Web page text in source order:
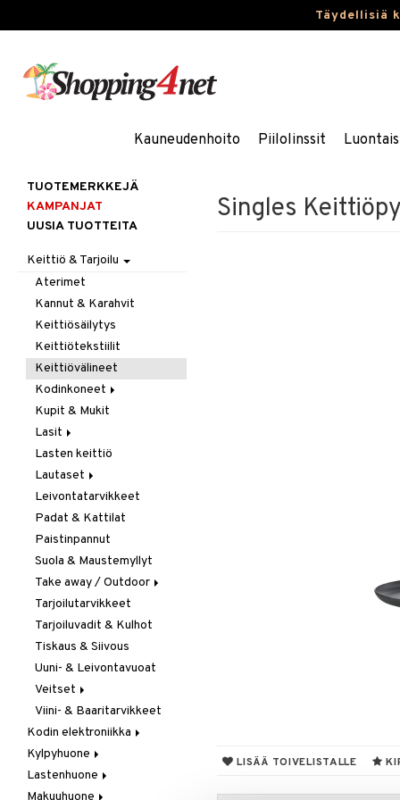
Täydellisiä
Kauneudenhoito Piilolinssit
Singles
LISÄÄ TOIVELISTALLE
TUOTEMERKKEJÄ
KAMPANJAT
UUSIA TUOTTEITA
Keittiö & Tarjoilu
Aterimet
Kannut & Karahvit
Keittiösäilytys
Keittiötekstiilit
Keittiövälineet
Kodinkoneet
Kahvi, Tee & Espresso
Leivänpaahtimet
Mixerit &
Sähkövatkaimet
Muut koneet
Vedenkeittimet
Kupit & Mukit
Lasit
Juoma- & Cocktailasit
Juomalasit
Olutlasit
Shamppanjalasit
Snapsi- & Aveclasit
Viinilasit
Whiskey- & Konjakkilasit
Lasten keittiö
Lautaset
Asetit
Ruokalautaset
Syvät lautaset
Leivontatarvikkeet
Padat & Kattilat
Paistinpannut
Suola & Maustemyllyt
Take away / Outdoor
Eväslaatikot
Pullot
Termoskannut
Termosmukit
Tarjoilutarvikkeet
Tarjoiluvadit & Kulhot
Tiskaus & Siivous
Uuni- & Leivontavuoat
Veitset
Erityisveitset
Keittiöveitset
Kuorinta- &
Vihannesveitset
Leikkuulaudat
Viini- & Baaritarvikkeet
Kodin elektroniikka
Ääni
Kylpyhuone
Kylpyhuoneen sisustus
Kylpyhuoneen tarvikkeita
Lastenhuone
Kylpyhuoneen koristelu
Makuuhuone